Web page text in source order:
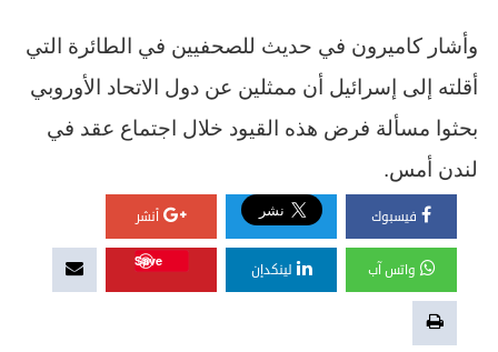
وأشار كاميرون في حديث للصحفيين في الطائرة التي
أقلته إلى إسرائيل أن ممثلين عن دول الاتحاد الأوروبي
بحثوا مسألة فرض هذه القيود خلال اجتماع عقد في
لندن أمس.
فيسبوك أنشر
واتس آب لينكدإن
Save